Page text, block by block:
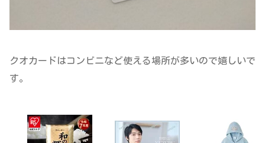
クオカードはコンビニなど使える場所が多いので嬉しいで
す。